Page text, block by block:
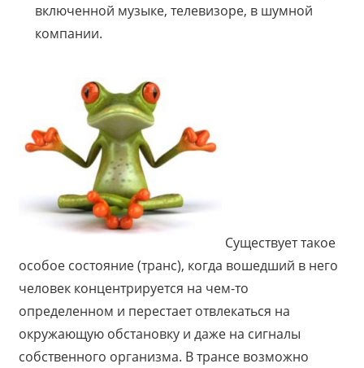
включенной музыке, телевизоре, в шумной
компании.
Существует такое
особое состояние (транс), когда вошедший в него
человек концентрируется на чем-то
определенном и перестает отвлекаться на
окружающую обстановку и даже на сигналы
собственного организма. В трансе возможно